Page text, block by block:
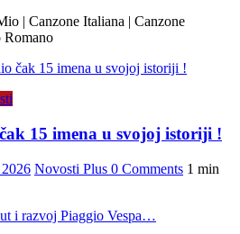
| Canzone Italiana | Canzone
15 imena u svojoj istoriji !
Novosti Plus 0 Comments 1 min